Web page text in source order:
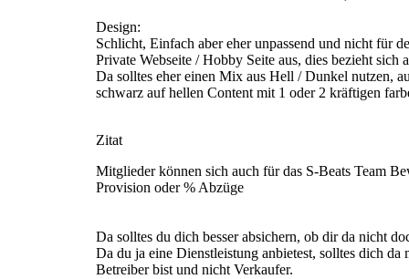
Design:
Schlicht, Einfach aber eher unpassend und nicht für
Private Webseite / Hobby Seite aus, dies bezieht sich
Da solltes eher einen Mix aus Hell / Dunkel nutzen,
schwarz auf hellen Content mit 1 oder 2 kräftigen
Zitat
Mitglieder können sich auch für das S-Beats Team
Provision oder % Abzüge
Da solltes du dich besser absichern, ob dir da nicht
Da du ja eine Dienstleistung anbietest, solltes dich
Betreiber bist und nicht Verkaufer.